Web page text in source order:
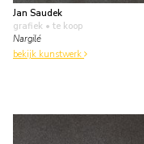
Jan Saudek
grafiek • te koop
Nargilé
bekijk kunstwerk